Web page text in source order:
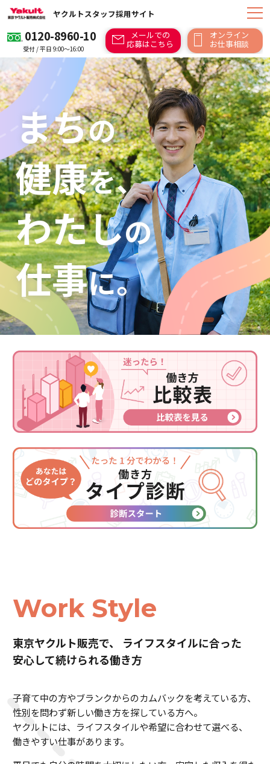
ヤクルトスタッフ採用サイト
0120-8960-10
受付 / 平日 9:00～16:00
メールでの
応募はこちら
オンライン
お仕事相談
まちの
健康を、
わたしの
仕事に。
Work Style
東京ヤクルト販売で、
ライフスタイルに合った
安心して続けられる働き方
子育て中の方やブランクからのカムバックを考えている方、
性別を問わず新しい働き方を探している方へ。
ヤクルトには、ライフスタイルや希望に合わせて選べる、
働きやすい仕事があります。